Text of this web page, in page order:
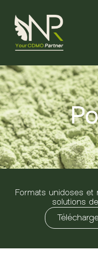
Formats unidoses et
solutions